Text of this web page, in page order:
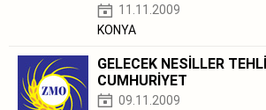
11.11.2009
KONYA
GELECEK NESİLLER
CUMHURİYET
09.11.2009